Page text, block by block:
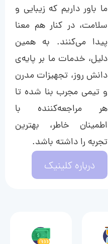
ما باور داریم که زیبایی و
سلامت، در کنار هم معنا
پیدا می‌کنند. به همین
دلیل، خدمات ما بر پایه‌ی
دانش روز، تجهیزات مدرن
و تیمی مجرب بنا شده تا
هر مراجعه‌کننده با
اطمینان خاطر، بهترین
تجربه را داشته باشد.
درباره کلینیک